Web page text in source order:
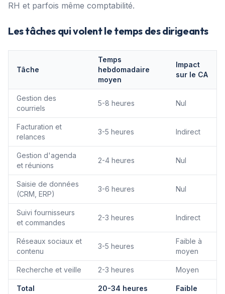
RH et parfois même comptabilité.
Les tâches qui volent le temps des dirigeants
Tâche
Temps
hebdomadaire
moyen
Impact
sur le CA
Gestion des
courriels
5-8 heures Nul
Facturation et
relances
3-5 heures Indirect
Gestion d'agenda
et réunions
2-4 heures Nul
Saisie de données
(CRM, ERP)
3-6 heures Nul
Suivi fournisseurs
et commandes
2-3 heures Indirect
Réseaux sociaux et
contenu
3-5 heures
Faible à
moyen
Recherche et veille 2-3 heures Moyen
Total 20-34 heures Faible